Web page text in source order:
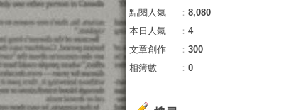
點閱人氣
： 8,080
本日人氣
： 4
文章創作
： 300
相簿數
： 0